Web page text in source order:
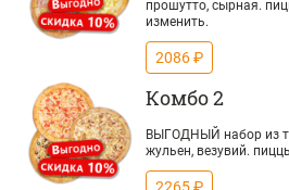
прошутто, сырная.
изменить.
2086 ₽
Комбо 2
ВЫГОДНЫЙ набор из
жульен, везувий.
2265 ₽